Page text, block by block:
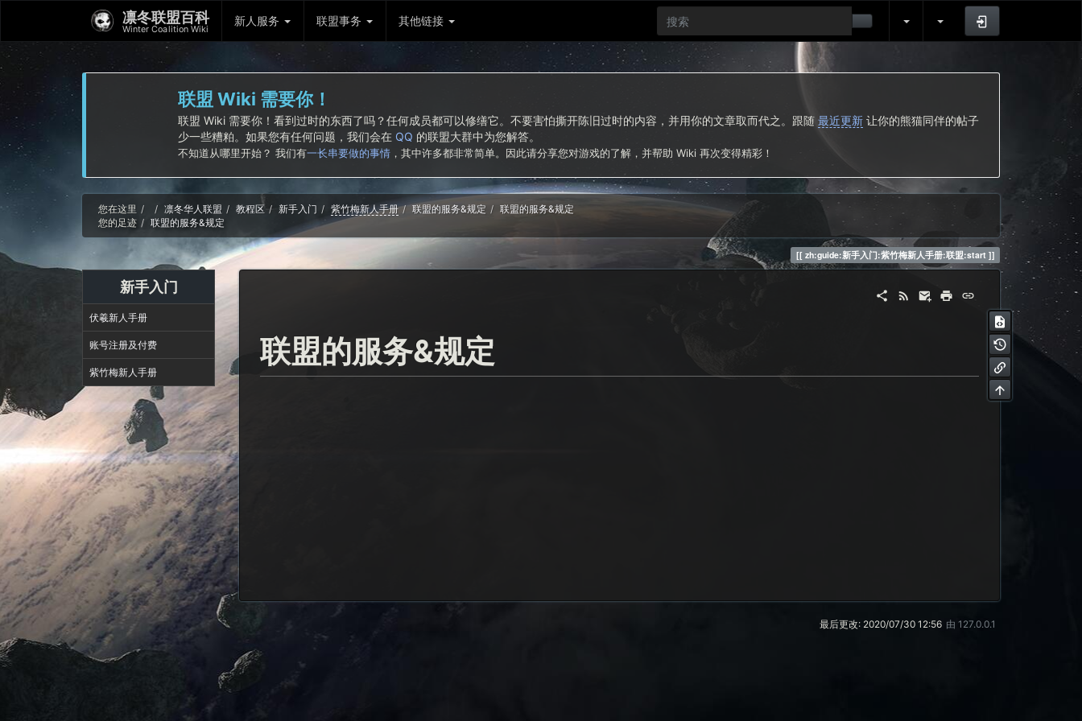
凛冬联盟百科
Winter Coalition Wiki
新人服务 联盟事务 其他链接
联盟 Wiki 需要你！
联盟 Wiki 需要你！看到过时的东西了吗？任何成员都可以修缮它。不要害怕撕开陈旧过时的内容，并用你的文章取而代之。跟随 最近更新让你的熊猫同伴的帖子
少一些糟粕。如果您有任何问题，我们会在 QQ 的联盟大群中为您解答。
不知道从哪里开始？ 我们有一长串要做的事情，其中许多都非常简单。因此请分享您对游戏的了解，并帮助 Wiki 再次变得精彩！
您在这里 Home凛冬华人联盟 教程区 新手入门 紫竹梅新人手册 联盟的服务&规定
联盟的服务&规定
您的足迹
联盟的服务&规定
zh:guide:新手入门:紫竹梅新人手册:联盟:start
新手入门
伏羲新人手册
账号注册及付费
紫竹梅新人手册
联盟的服务&规定
最后更改: 2020/07/30 12:56 由 127.0.0.1